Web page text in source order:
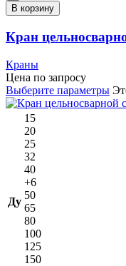
В корзину
Кран
Краны
Цена по запросу
Выберите параметры
Ду
15
20
25
32
40
+6
50
65
80
100
125
150